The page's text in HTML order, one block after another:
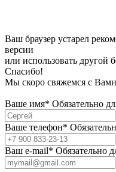
Ваш браузер устарел
версии
или использовать другой
Спасибо!
Мы скоро свяжемся с
Ваше имя* Обязательно
Ваше телефон*
Bаш e-mail* Обязательно